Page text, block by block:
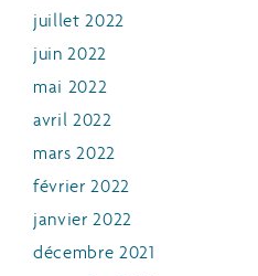
juillet 2022
juin 2022
mai 2022
avril 2022
mars 2022
février 2022
janvier 2022
décembre 2021